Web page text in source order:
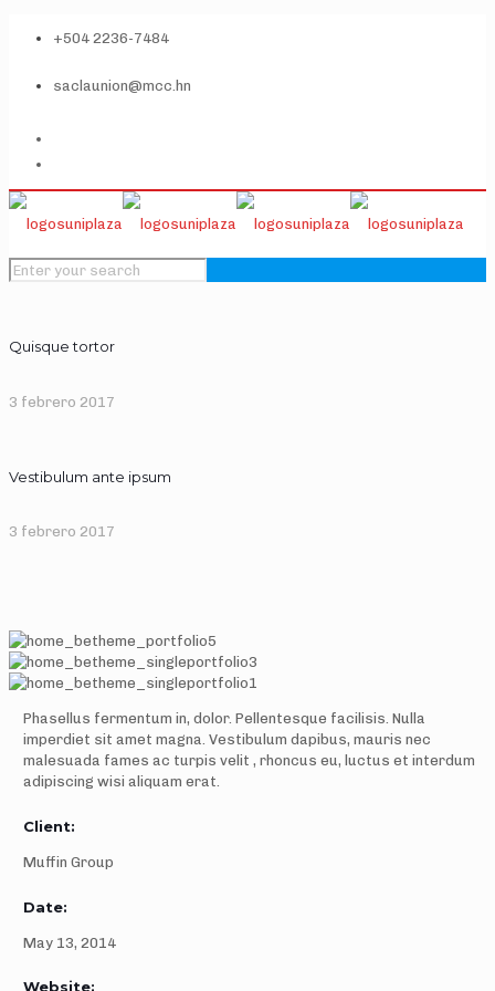
+504 2236-7484
saclaunion@mcc.hn
Quisque tortor
3 febrero 2017
Vestibulum ante ipsum
3 febrero 2017
Phasellus fermentum in, dolor. Pellentesque facilisis. Nulla
imperdiet sit amet magna. Vestibulum dapibus, mauris nec
malesuada fames ac turpis velit , rhoncus eu, luctus et interdum
adipiscing wisi aliquam erat.
Client:
Muffin Group
Date:
May 13, 2014
Website: